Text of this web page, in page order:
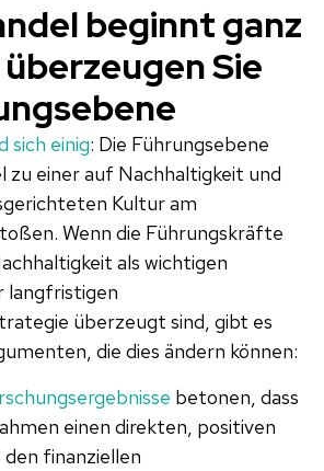
beginnt ganz
Sie
sich einig: Die Führungsebene
zu einer auf Nachhaltigkeit und
Kultur am
Wenn die Führungskräfte
als wichtigen
langfristigen
überzeugt sind, gibt es
die dies ändern können:
betonen, dass
einen direkten, positiven
finanziellen